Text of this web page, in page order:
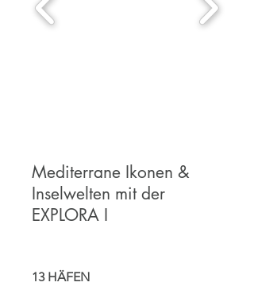
Mediterrane Ikonen &
Inselwelten mit der
EXPLORA I
13 HÄFEN